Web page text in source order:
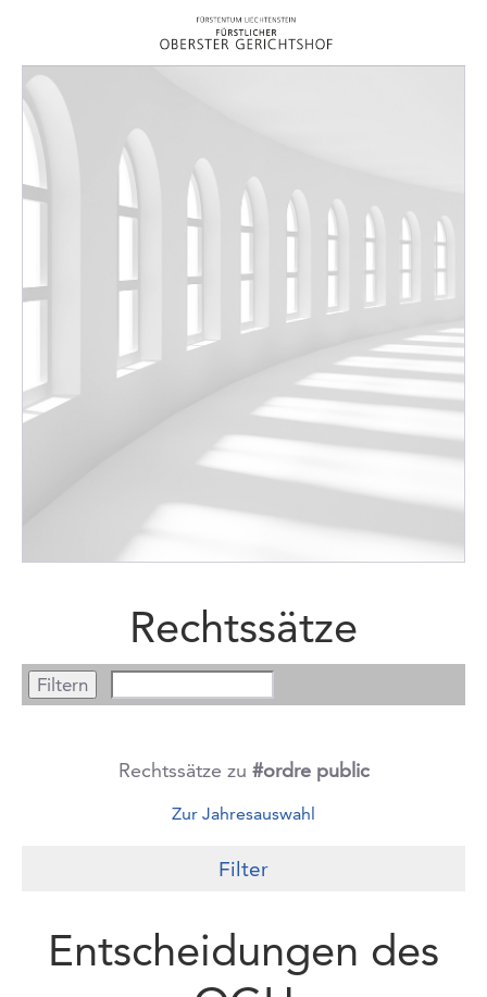
Rechtssätze
Rechtssätze zu #ordre public
Zur Jahresauswahl
Filter
Entscheidungen des